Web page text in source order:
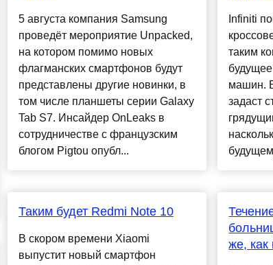
5 августа компания Samsung
проведёт мероприятие Unpacked,
на котором помимо новых
флагманских смартфонов будут
представлены другие новинки, в
том числе планшеты серии Galaxy
Tab S7. Инсайдер OnLeaks в
сотрудничестве с французским
блогом Pigtou опубл...
Таким будет Redmi Note 10
В скором времени Xiaomi
выпустит новый смартфон
Infiniti
таким
машин.
задаст
же, как